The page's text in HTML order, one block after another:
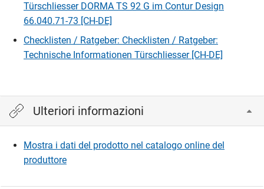
Türschliesser DORMA TS 92 G im Contur Design
66.040.71-73 [CH-DE]
Checklisten / Ratgeber: Checklisten / Ratgeber:
Technische Informationen Türschliesser [CH-DE]
Ulteriori informazioni
Mostra i dati del prodotto nel catalogo online del
produttore